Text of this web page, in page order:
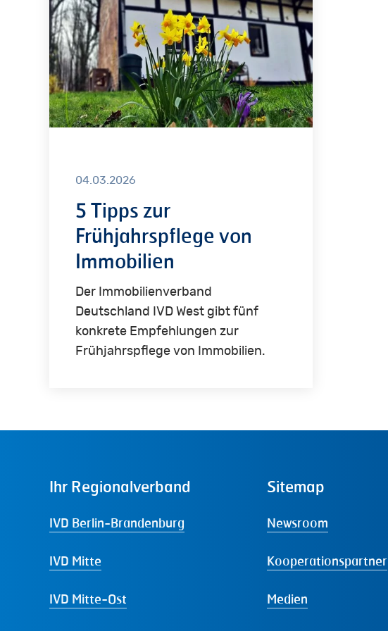
Frühjahrspflege
von
Immobilien
04.03.2026
5 Tipps zur
Frühjahrspflege von
Immobilien
Der Immobilienverband
Deutschland IVD West gibt fünf
konkrete Empfehlungen zur
Frühjahrspflege von Immobilien.
Ihr Regionalverband
IVD Berlin-Brandenburg
IVD Mitte
IVD Mitte-Ost
Sitemap
Newsroom
Kooperationspartner
Medien